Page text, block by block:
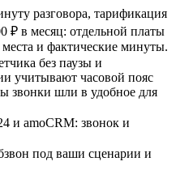
разговора, тарификация
₽ в месяц: отдельной платы
и фактические минуты.
без паузы и
учитывают часовой пояс
звонки шли в удобное для
и amoCRM: звонок и
под ваши сценарии и